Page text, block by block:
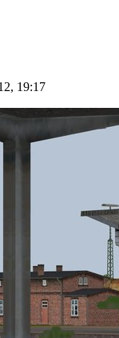
19:17